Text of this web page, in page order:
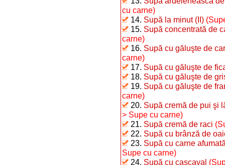
cu carne)
14. Supă la minut (II)
15. Supă concentrată de
carne)
16. Supă cu găluşte de
carne)
17. Supă cu găluşte de
18. Supă cu găluşte de
19. Supă cu găluşte de
carne)
20. Supă cremă de pui şi
> Supe cu carne)
21. Supă cremă de raci
22. Supă cu brânză de
23. Supă cu carne
Supe cu carne)
24. Supă cu caşcaval